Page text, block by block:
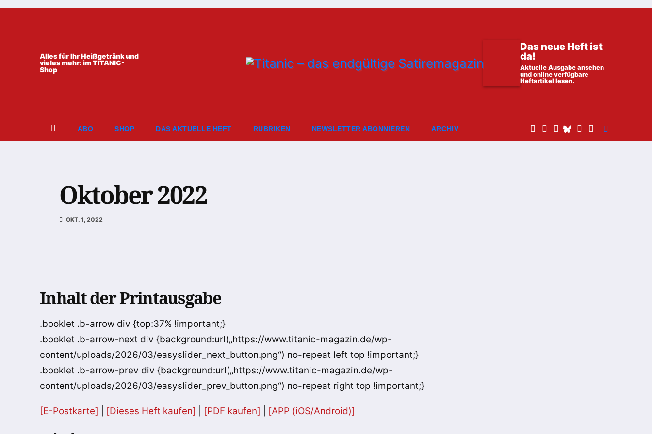
Zum
Alles für Ihr Heißgetränk und
vieles mehr: im TITANIC-
Shop
Das neue Heft ist
da!
Aktuelle Ausgabe ansehen
und online verfügbare
Heftartikel lesen.
ABO SHOP DAS AKTUELLE HEFT RUBRIKEN NEWSLETTER ABONNIEREN ARCHIV
Oktober 2022
OKT. 1, 2022
Inhalt der Printausgabe
.booklet .b-arrow div {top:37% !important;}
.booklet .b-arrow-next div {background:url(„https://www.titanic-magazin.de/wp-
content/uploads/2026/03/easyslider_next_button.png“) no-repeat left top !important;}
.booklet .b-arrow-prev div {background:url(„https://www.titanic-magazin.de/wp-
content/uploads/2026/03/easyslider_prev_button.png“) no-repeat right top !important;}
[E-Postkarte] [Dieses Heft kaufen] [PDF kaufen] [APP (iOS/Android)]